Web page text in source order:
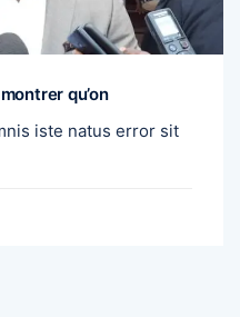
qu’on
iste natus error sit